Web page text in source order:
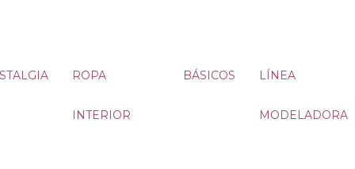
ROPA
INTERIOR
BÁSICOS LÍNEA
MODELADORA